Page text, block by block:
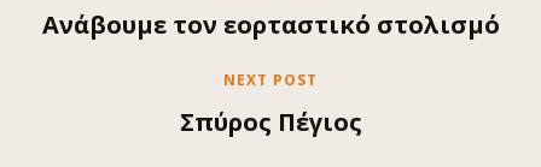
Ανάβουμε τον εορταστικό στολισμό
NEXT POST
Σπύρος Πέγιος